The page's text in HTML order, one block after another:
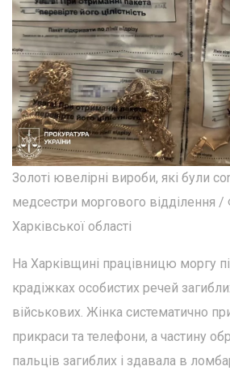
Золоті ювелірні вироби, які були
медсестри моргового відділення /
Харківської області
На Харківщині працівницю моргу
крадіжках особистих речей
військових. Жінка систематично
прикраси та телефони, а частину
пальців загиблих і здавала в